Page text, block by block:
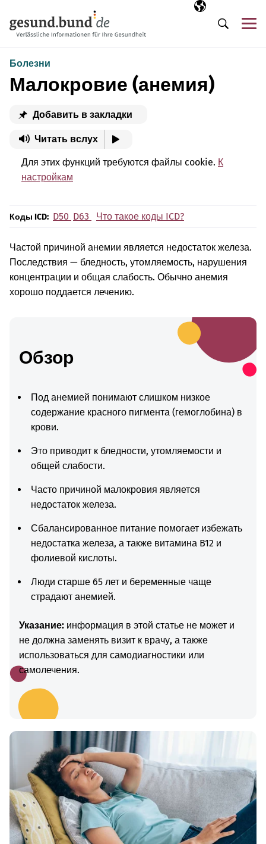
Выбранный
RU
Поиск
Болезни
Малокровие (анемия)
Добавить в закладки
Читать вслух
Для этих функций требуются файлы cookie. К
настройкам
Коды ICD: D50 D63 Что такое коды ICD?
Частой причиной анемии является недостаток железа.
Последствия — бледность, утомляемость, нарушения
концентрации и общая слабость. Обычно анемия
хорошо поддается лечению.
Обзор
Под анемией понимают слишком низкое
содержание красного пигмента (гемоглобина) в
крови.
Это приводит к бледности, утомляемости и
общей слабости.
Часто причиной малокровия является
недостаток железа.
Сбалансированное питание помогает избежать
недостатка железа, а также витамина B12 и
фолиевой кислоты.
Люди старше 65 лет и беременные чаще
страдают анемией.
Указание: информация в этой статье не может и
не должна заменять визит к врачу, а также
использоваться для самодиагностики или
самолечения.